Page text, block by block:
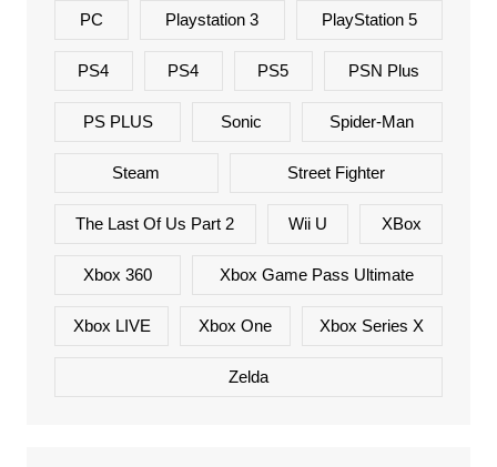
PC Playstation 3 PlayStation 5
PS4 PS4 PS5 PSN Plus
PS PLUS Sonic Spider-Man
Steam Street Fighter
The Last Of Us Part 2 Wii U XBox
Xbox 360 Xbox Game Pass Ultimate
Xbox LIVE Xbox One Xbox Series X
Zelda